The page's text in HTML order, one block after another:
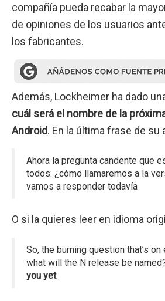
compañía pueda recabar la
de opiniones de los usuarios
los fabricantes.
Además, Lockheimer ha dado
cuál será el nombre de la
Android. En la última frase de su
Ahora la pregunta candente que
todos: ¿cómo llamaremos a la
vamos a responder todavía
O si la quieres leer en idioma
So, the burning question that’s on
what will the N release be
you yet.